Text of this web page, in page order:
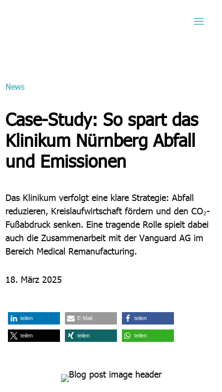
News
Case-Study: So spart das
Klinikum Nürnberg Abfall
und Emissionen
Das Klinikum verfolgt eine klare Strategie: Abfall
reduzieren, Kreislaufwirtschaft fördern und den CO₂-
Fußabdruck senken. Eine tragende Rolle spielt dabei
auch die Zusammenarbeit mit der Vanguard AG im
Bereich Medical Remanufacturing.
18. März 2025
teilen E-Mail teilen
teilen teilen teilen